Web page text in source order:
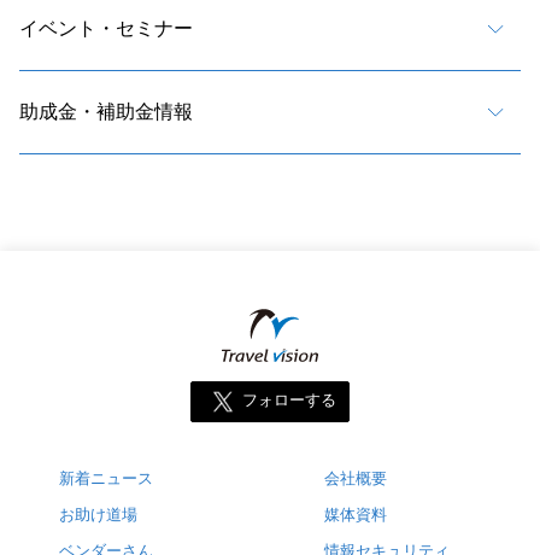
イベント・セミナー
助成金・補助金情報
フォローする
新着ニュース
お助け道場
ベンダーさん
会社概要
媒体資料
情報セキュリティ